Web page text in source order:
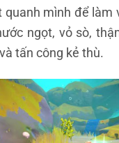
mình để làm
ngọt, vỏ sò,
tấn công kẻ thù.